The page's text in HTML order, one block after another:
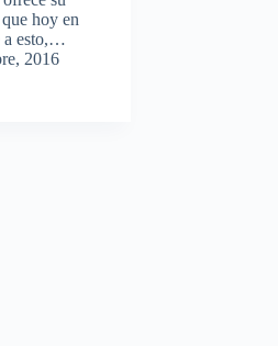
hoy en
a esto,…
2016